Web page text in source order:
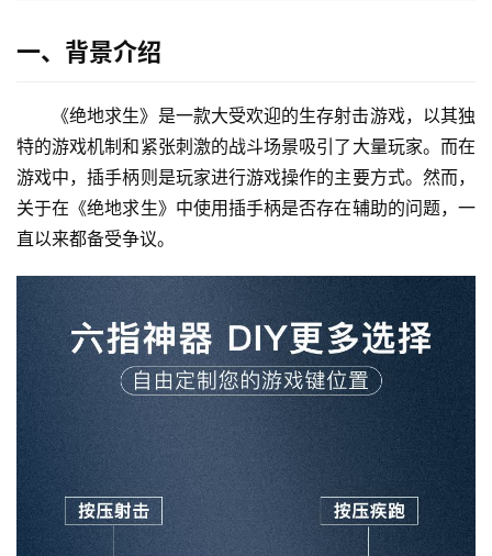
一、背景介绍
《绝地求生》是一款大受欢迎的生存射击游戏，以其独
特的游戏机制和紧张刺激的战斗场景吸引了大量玩家。而在
游戏中，插手柄则是玩家进行游戏操作的主要方式。然而，
关于在《绝地求生》中使用插手柄是否存在辅助的问题，一
直以来都备受争议。